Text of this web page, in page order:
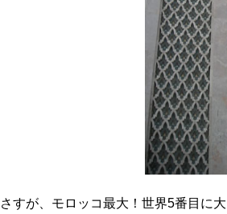
さすが、モロッコ最大！世界5番目に